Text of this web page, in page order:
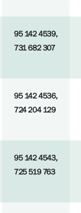
95 142 4539,
731 682 307
95 142 4536,
724 204 129
95 142 4543,
725 519 763